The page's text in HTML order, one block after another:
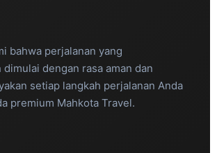
bahwa perjalanan yang
dimulai dengan rasa aman dan
setiap langkah perjalanan Anda
premium Mahkota Travel.